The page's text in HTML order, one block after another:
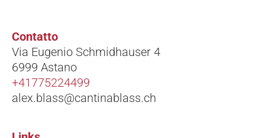
Contatto
Via Eugenio Schmidhauser 4
6999 Astano
+41775224499
alex.blass@cantinablass.ch